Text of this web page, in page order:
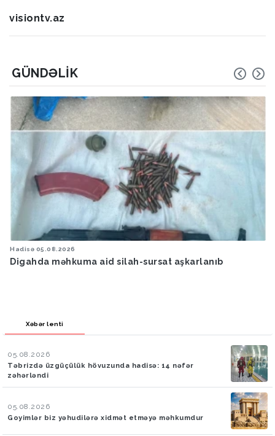
visiontv.az
GÜNDƏLIK
Hadisə 05.08.2026
Digahda məhkuma aid silah-sursat aşkarlanıb
Xəbər lenti
05.08.2026
Təbrizdə üzgüçülük hövuzunda hadisə: 14 nəfər
zəhərləndi
05.08.2026
Goyimlər biz yəhudilərə xidmət etməyə məhkumdur